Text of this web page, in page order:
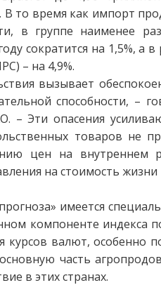
В то время как импорт
в группе наименее
сократится на 1,5%, а
– на 4,9%.
вызывает
способности, –
– Эти опасения
товаров не
цен на внутреннем
на стоимость жизни
имеется
компоненте индекса
курсов валют, особенно
часть
в этих странах.